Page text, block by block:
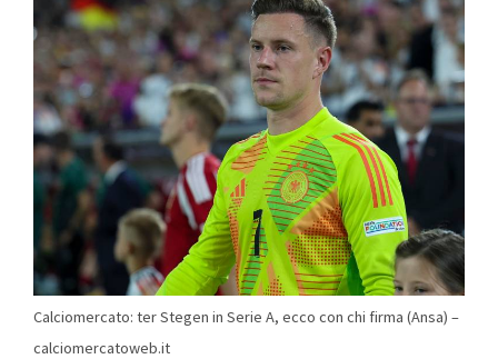
Calciomercato: ter Stegen in Serie A, ecco con chi firma (Ansa) –
calciomercatoweb.it